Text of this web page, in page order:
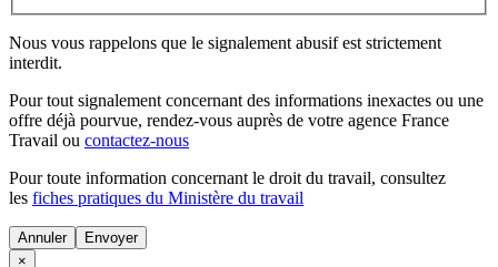
Nous vous rappelons que le signalement abusif est strictement
interdit.
Pour tout signalement concernant des informations inexactes ou une
offre déjà pourvue, rendez-vous auprès de votre agence France
Travail ou contactez-nous
Pour toute information concernant le droit du travail, consultez
les fiches pratiques du Ministère du travail
Annuler
×